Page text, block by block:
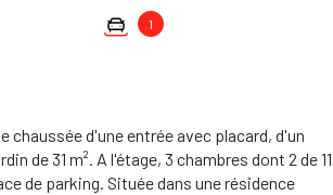
1
chaussée d'une entrée avec placard, d'un
de 31 m². A l'étage, 3 chambres dont 2 de 11
de parking. Située dans une résidence